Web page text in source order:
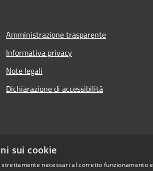
Amministrazione trasparente
Informativa privacy
Note legali
Dichiarazione di accessibilità
sui cookie
necessari al corretto funzionamento e